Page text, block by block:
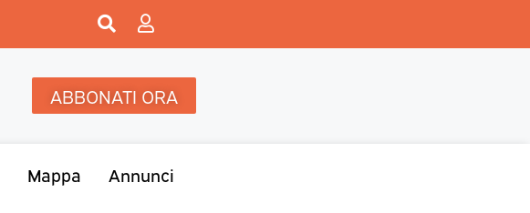
ABBONATI ORA
Mappa Annunci